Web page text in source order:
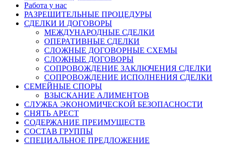
Работа у нас
РАЗРЕШИТЕЛЬНЫЕ ПРОЦЕДУРЫ
СДЕЛКИ И ДОГОВОРЫ
МЕЖДУНАРОДНЫЕ СДЕЛКИ
ОПЕРАТИВНЫЕ СДЕЛКИ
СЛОЖНЫЕ ДОГОВОРНЫЕ СХЕМЫ
СЛОЖНЫЕ ДОГОВОРЫ
СОПРОВОЖДЕНИЕ ЗАКЛЮЧЕНИЯ СДЕЛКИ
СОПРОВОЖДЕНИЕ ИСПОЛНЕНИЯ СДЕЛКИ
СЕМЕЙНЫЕ СПОРЫ
ВЗЫСКАНИЕ АЛИМЕНТОВ
СЛУЖБА ЭКОНОМИЧЕСКОЙ БЕЗОПАСНОСТИ
СНЯТЬ АРЕСТ
СОДЕРЖАНИЕ ПРЕИМУЩЕСТВ
СОСТАВ ГРУППЫ
СПЕЦИАЛЬНОЕ ПРЕДЛОЖЕНИЕ